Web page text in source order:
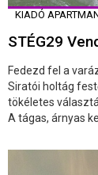
KIADÓ
STÉG29
Fedezd fel a
Siratói holtág
tökéletes
A tágas, árnyas